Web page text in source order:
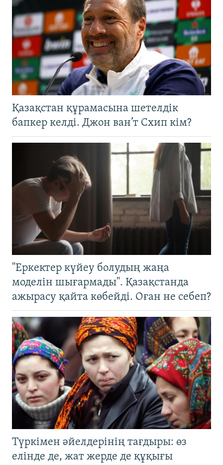
Қазақстан құрамасына шетелдік
бапкер келді. Джон ван’т Схип кім?
"Еркектер күйеу болудың жаңа
моделін шығармады". Қазақстанда
ажырасу қайта көбейді. Оған не себеп?
Түркімен әйелдерінің тағдыры: өз
елінде де, жат жерде де құқығы